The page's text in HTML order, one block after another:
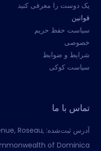
یک دوست را معرفی کنید
قوانین
سیاست حفظ حریم
خصوصی
شرایط و ضوابط
سیاست کوکی
تماس با ما
آدرس ثبت‌شده: Roseau,
of Dominica